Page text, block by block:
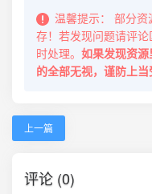
温馨提示：
部分资
存！若发现问题请评
时处理。 如果发现资
的全部无视，谨防上当
上一篇
评论 (0)